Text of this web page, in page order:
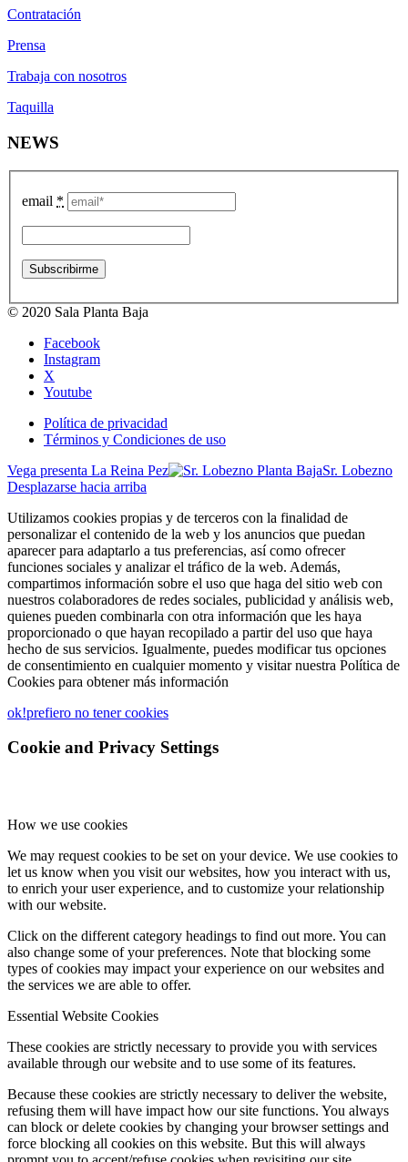
Contratación
Prensa
Trabaja con nosotros
Taquilla
NEWS
email *
© 2020 Sala Planta Baja
Facebook
Instagram
X
Youtube
Política de privacidad
Términos y Condiciones de uso
Vega presenta La Reina Pez
Sr. Lobezno
Desplazarse hacia arriba
Utilizamos cookies propias y de terceros con la finalidad de
personalizar el contenido de la web y los anuncios que puedan
aparecer para adaptarlo a tus preferencias, así como ofrecer
funciones sociales y analizar el tráfico de la web. Además,
compartimos información sobre el uso que haga del sitio web con
nuestros colaboradores de redes sociales, publicidad y análisis web,
quienes pueden combinarla con otra información que les haya
proporcionado o que hayan recopilado a partir del uso que haya
hecho de sus servicios. Igualmente, puedes modificar tus opciones
de consentimiento en cualquier momento y visitar nuestra Política de
Cookies para obtener más información
ok!prefiero no tener cookies
Cookie and Privacy Settings
How we use cookies
We may request cookies to be set on your device. We use cookies to
let us know when you visit our websites, how you interact with us,
to enrich your user experience, and to customize your relationship
with our website.
Click on the different category headings to find out more. You can
also change some of your preferences. Note that blocking some
types of cookies may impact your experience on our websites and
the services we are able to offer.
Essential Website Cookies
These cookies are strictly necessary to provide you with services
available through our website and to use some of its features.
Because these cookies are strictly necessary to deliver the website,
refusing them will have impact how our site functions. You always
can block or delete cookies by changing your browser settings and
force blocking all cookies on this website. But this will always